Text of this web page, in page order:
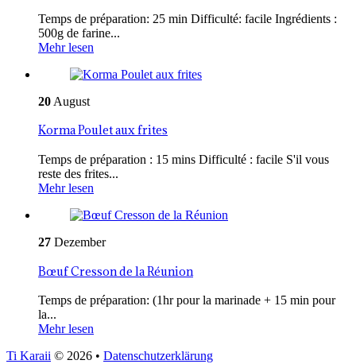
Temps de préparation: 25 min Difficulté: facile Ingrédients :
500g de farine...
Mehr lesen
20 August
Korma Poulet aux frites
Temps de préparation : 15 mins Difficulté : facile S'il vous
reste des frites...
Mehr lesen
27 Dezember
Bœuf Cresson de la Réunion
Temps de préparation: (1hr pour la marinade + 15 min pour
la...
Mehr lesen
Ti Karaii © 2026 • Datenschutzerklärung